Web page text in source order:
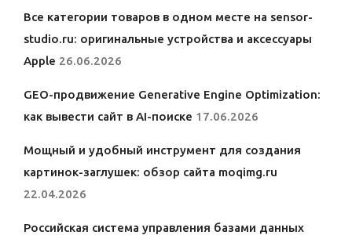
Все категории товаров в одном месте на sensor-
studio.ru: оригинальные устройства и аксессуары
Apple 26.06.2026
GEO-продвижение Generative Engine Optimization:
как вывести сайт в AI-поиске 17.06.2026
Мощный и удобный инструмент для создания
картинок-заглушек: обзор сайта moqimg.ru
22.04.2026
Российская система управления базами данных